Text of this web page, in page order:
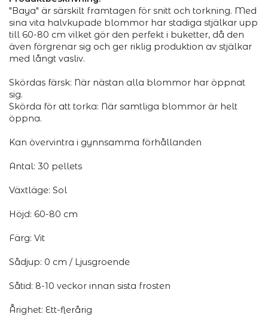
"Baya" är särskilt framtagen för snitt och torkning. Med
sina vita halvkupade blommor har stadiga stjälkar upp
till 60-80 cm vilket gör den perfekt i buketter, då den
även förgrenar sig och ger riklig produktion av stjälkar
med långt vasliv.
Skördas färsk: När nästan alla blommor har öppnat
sig.
Skörda för att torka: När samtliga blommor är helt
öppna.
Kan övervintra i gynnsamma förhållanden
Antal: 30 pellets
Växtläge: Sol
Höjd: 60-80 cm
Färg: Vit
Sådjup: 0 cm / Ljusgroende
Såtid: 8-10 veckor innan sista frosten
Årighet: Ett-flerårig